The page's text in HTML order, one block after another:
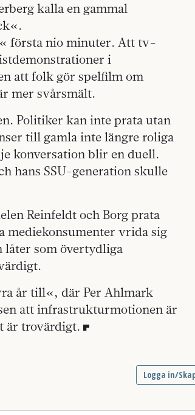
kalla en gammal
första nio minuter. Att tv-
i
att folk gör spelfilm om
mer svårsmält.
Politiker kan inte prata utan
till gamla inte längre roliga
konversation blir en duell.
hans SSU-generation skulle
Reinfeldt och Borg prata
mediekonsumenter vrida sig
låter som övertydliga
år till«, där Per Ahlmark
att infrastrukturmotionen är
är trovärdigt.